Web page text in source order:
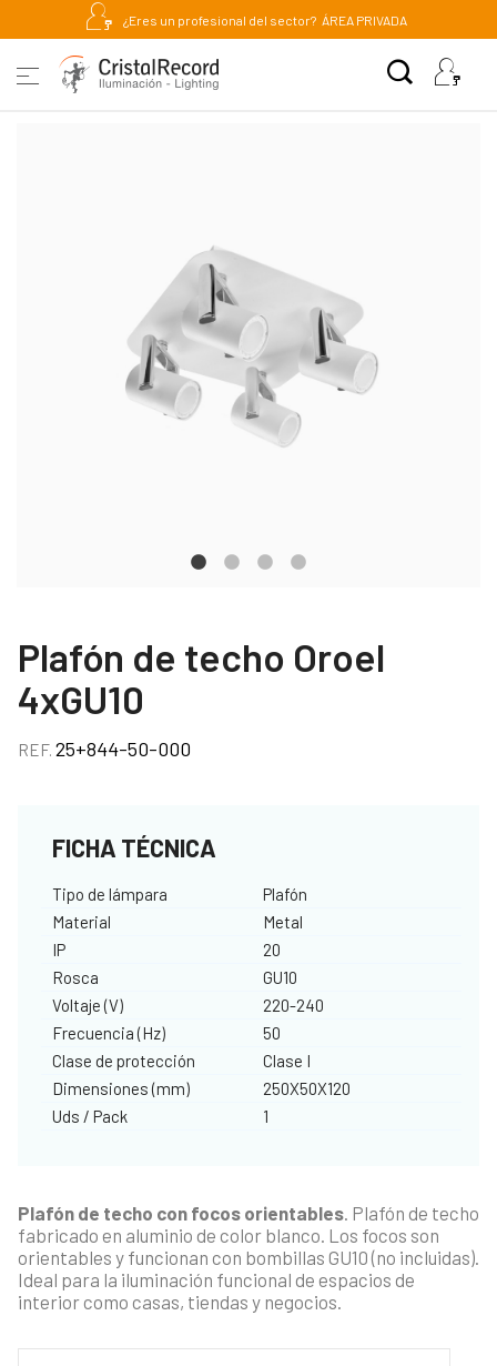
¿Eres un profesional del sector? ÁREA PRIVADA
Plafón de techo Oroel
4xGU10
REF. 25+844-50-000
FICHA TÉCNICA
Tipo de lámpara
Plafón
Material
Metal
IP
20
Rosca
GU10
Voltaje (V)
220-240
Frecuencia (Hz)
50
Clase de protección
Clase I
Dimensiones (mm)
250X50X120
Uds / Pack
1
Plafón de techo con focos orientables . Plafón de techo
fabricado en aluminio de color blanco. Los focos son
orientables y funcionan con bombillas GU10 (no incluidas).
Ideal para la iluminación funcional de espacios de
interior como casas, tiendas y negocios.